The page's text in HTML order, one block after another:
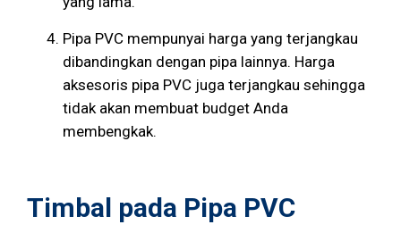
Pipa PVC mempunyai harga yang terjangkau
dibandingkan dengan pipa lainnya. Harga
aksesoris pipa PVC juga terjangkau sehingga
tidak akan membuat budget Anda
membengkak.
Timbal pada Pipa PVC